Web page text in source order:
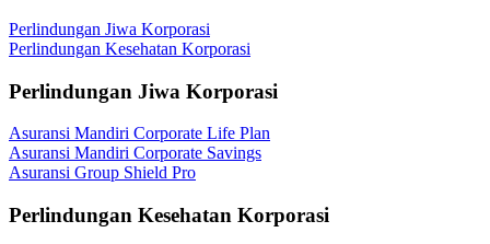
Perlindungan Jiwa Korporasi
Perlindungan Kesehatan Korporasi
Perlindungan Jiwa Korporasi
Asuransi Mandiri Corporate Life Plan
Asuransi Mandiri Corporate Savings
Asuransi Group Shield Pro
Perlindungan Kesehatan Korporasi